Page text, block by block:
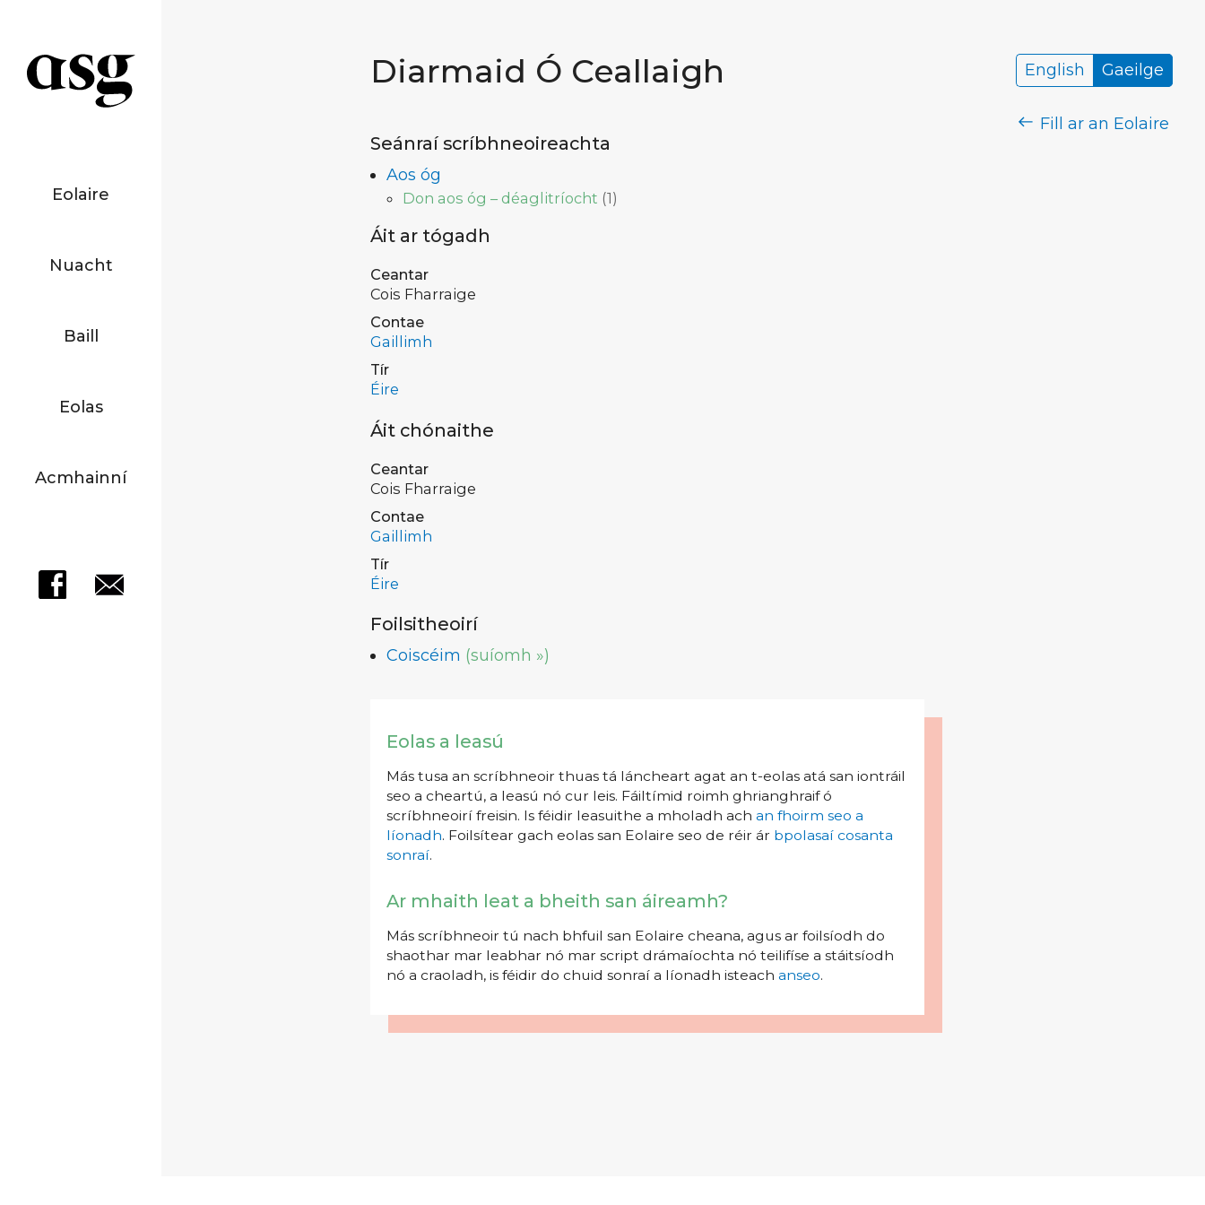
Eolaire
Nuacht
Baill
Eolas
Acmhainní
Diarmaid Ó Ceallaigh English Gaeilge
Fill ar an Eolaire
Seánraí scríbhneoireachta
Aos óg
Don aos óg – déaglitríocht (1)
Áit ar tógadh
Ceantar
Cois Fharraige
Contae
Gaillimh
Tír
Éire
Áit chónaithe
Ceantar
Cois Fharraige
Contae
Gaillimh
Tír
Éire
Foilsitheoirí
Coiscéim (suíomh »)
Eolas a leasú
Más tusa an scríbhneoir thuas tá láncheart agat an t-eolas atá san iontráil
seo a cheartú, a leasú nó cur leis. Fáiltímid roimh ghrianghraif ó
scríbhneoirí freisin. Is féidir leasuithe a mholadh ach an fhoirm seo a
líonadh. Foilsítear gach eolas san Eolaire seo de réir ár bpolasaí cosanta
sonraí.
Ar mhaith leat a bheith san áireamh?
Más scríbhneoir tú nach bhfuil san Eolaire cheana, agus ar foilsíodh do
shaothar mar leabhar nó mar script drámaíochta nó teilifíse a stáitsíodh
nó a craoladh, is féidir do chuid sonraí a líonadh isteach anseo.